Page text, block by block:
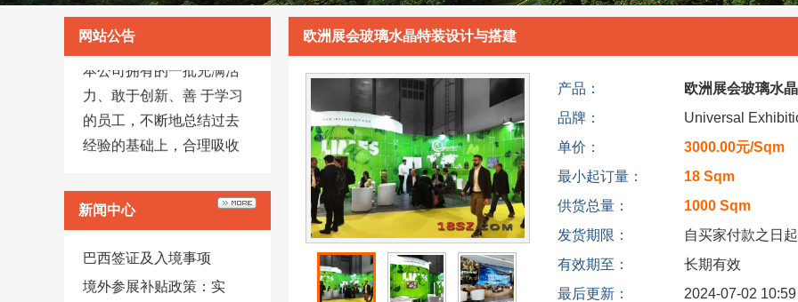
网站公告
力、敢于创新、善 于学习
的员工，不断地总结过去
经验的基础上，合理吸收
纪律，科学化与人性化的
完善、一流的服务质量。
不管大小客户，均以高效
新闻中心
巴西签证及入境事项
境外参展补贴政策：实
欧洲展会玻璃水晶特装设计与搭建
产品：
欧洲展会玻璃水
品牌：
Universal
单价：
3000.00元/Sqm
最小起订量：
18 Sqm
供货总量：
1000 Sqm
发货期限：
自买家付款之日
有效期至：
长期有效
最后更新：
2024-07-02 10:59